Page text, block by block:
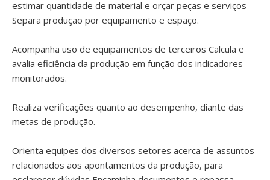
estimar quantidade de material e orçar peças e serviços
Separa produção por equipamento e espaço.
Acompanha uso de equipamentos de terceiros Calcula e
avalia eficiência da produção em função dos indicadores
monitorados.
Realiza verificações quanto ao desempenho, diante das
metas de produção.
Orienta equipes dos diversos setores acerca de assuntos
relacionados aos apontamentos da produção, para